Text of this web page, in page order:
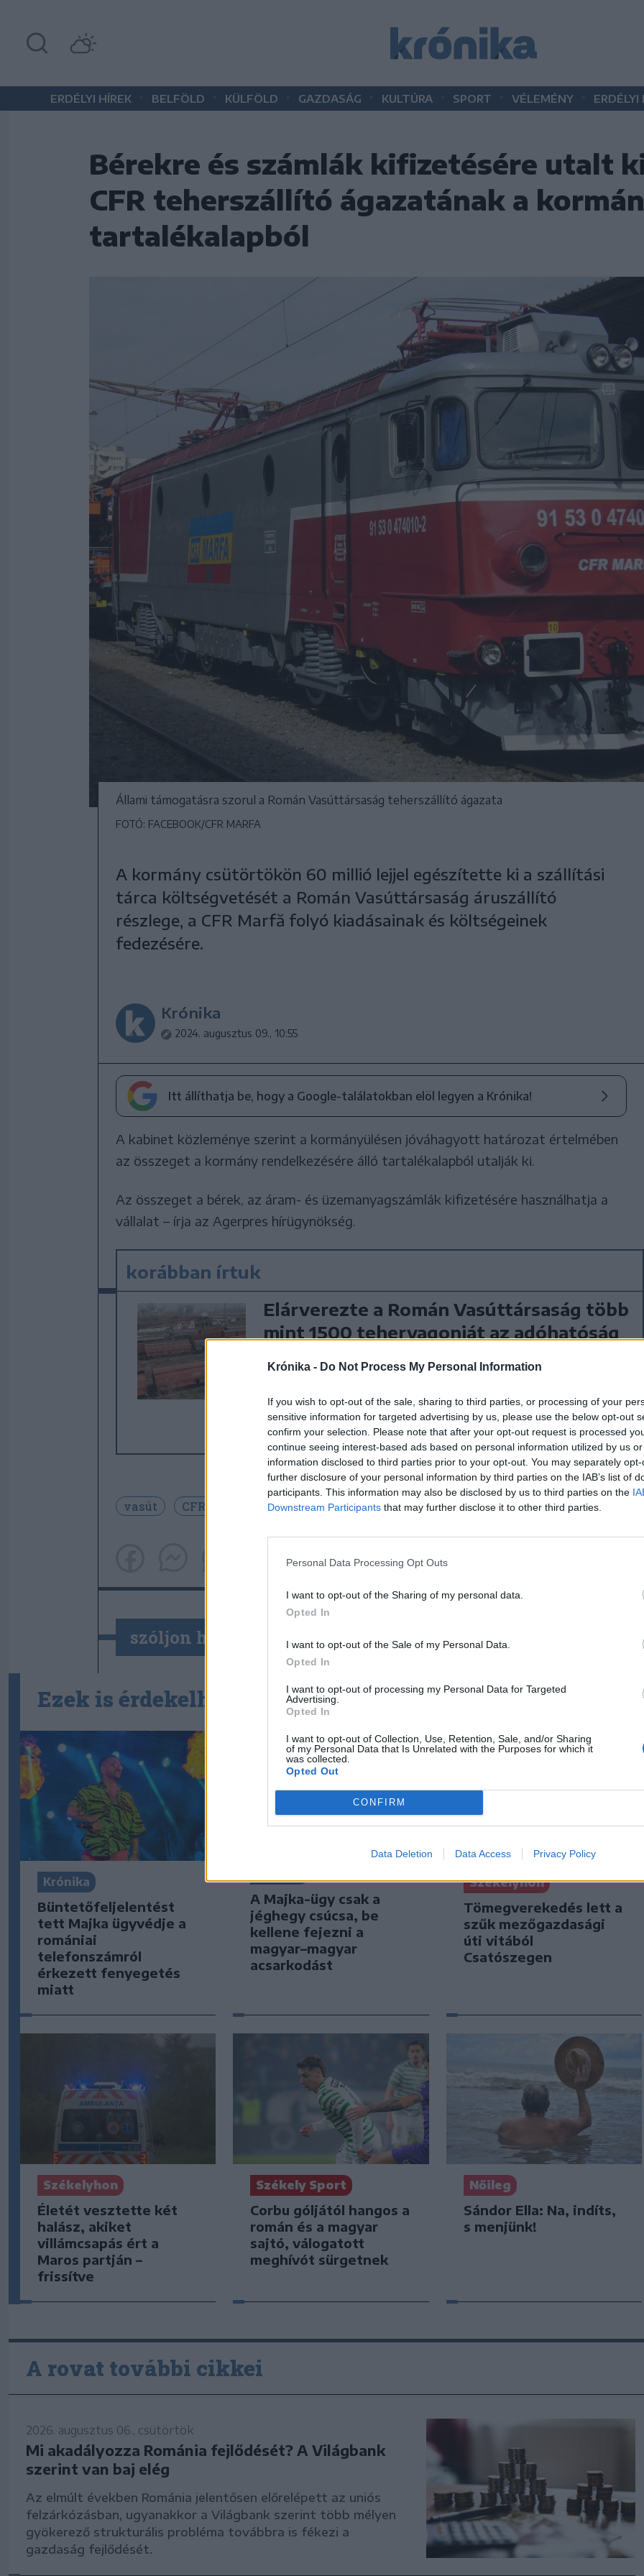
Krónika - Do Not Process My Personal Information
If you wish to opt-out of the sale, sharing to third parties, or processing of your
sensitive information for targeted advertising by us, please use the below opt-out
confirm your selection. Please note that after your opt-out request is processed
continue seeing interest-based ads based on personal information utilized by us
information disclosed to third parties prior to your opt-out. You may separately
further disclosure of your personal information by third parties on the IAB’s list of
participants. This information may also be disclosed by us to third parties on the
Downstream Participants that may further disclose it to other third parties.
Personal Data Processing Opt Outs
I want to opt-out of the Sharing of my personal data.
Opted In
I want to opt-out of the Sale of my Personal Data.
Opted In
I want to opt-out of processing my Personal Data for Targeted
Advertising.
Opted In
I want to opt-out of Collection, Use, Retention, Sale, and/or Sharing
of my Personal Data that Is Unrelated with the Purposes for which it
was collected.
Opted Out
CONFIRM
Data Deletion Data Access Privacy Policy
ERDÉLYI HÍREK BELFÖLD KÜLFÖLD GAZDASÁG KULTÚRA SPORT VÉLEMÉNY ERDÉLYI
Bérekre és számlák kifizetésére utalt
CFR teherszállító ágazatának a
tartalékalapból
Állami támogatásra szorul a Román Vasúttársaság teherszállító ágazata
FOTÓ: FACEBOOK/CFR MARFA
A kormány csütörtökön 60 millió lejjel egészítette ki a szállítási
tárca költségvetését a Román Vasúttársaság áruszállító
részlege, a CFR Marfă folyó kiadásainak és költségeinek
fedezésére.
Krónika
2024. augusztus 09., 10:55
Itt állíthatja be, hogy a Google-találatokban elöl legyen a Krónika!
A kabinet közleménye szerint a kormányülésen jóváhagyott határozat értelmében
az összeget a kormány rendelkezésére álló tartalékalapból utalják ki.
Az összeget a bérek, az áram- és üzemanyagszámlák kifizetésére használhatja a
vállalat – írja az Agerpres hírügynökség.
korábban írtuk
Elárverezte a Román Vasúttársaság több
mint 1500 tehervagonját az adóhatóság
Kényszervégrehajtási eljárás során az Országos
Adóhatóság (ANAF) Brassó megyei kirendeltsége
elárverezte a Román Vasúttársaság teherszállító
ágazatának (CFR Marfă) 1517 tehervagonját, amelyekért
22,9 millió lejt kapott.
vasút CFR kormány tartalékalap
szóljon hozzá!
Ezek is érdekelhetik
Krónika
Büntetőfeljelentést
tett Majka ügyvédje a
romániai
telefonszámról
érkezett fenyegetés
miatt
A Majka-ügy csak a
jéghegy csúcsa, be
kellene fejezni a
magyar–magyar
acsarkodást
Székelyhon
Tömegverekedés lett a
szűk mezőgazdasági
úti vitából
Csatószegen
Székelyhon
Életét vesztette két
halász, akiket
villámcsapás ért a
Maros partján –
frissítve
Székely Sport
Corbu góljától hangos a
román és a magyar
sajtó, válogatott
meghívót sürgetnek
Nőileg
Sándor Ella: Na, indíts,
s menjünk!
A rovat további cikkei
2026. augusztus 06., csütörtök
Mi akadályozza Románia fejlődését? A Világbank
szerint van baj elég
Az elmúlt években Románia jelentősen előrelépett az uniós
felzárkózásban, ugyanakkor a Világbank szerint több mélyen
gyökerező strukturális probléma továbbra is fékezi a
gazdaság fejlődését.